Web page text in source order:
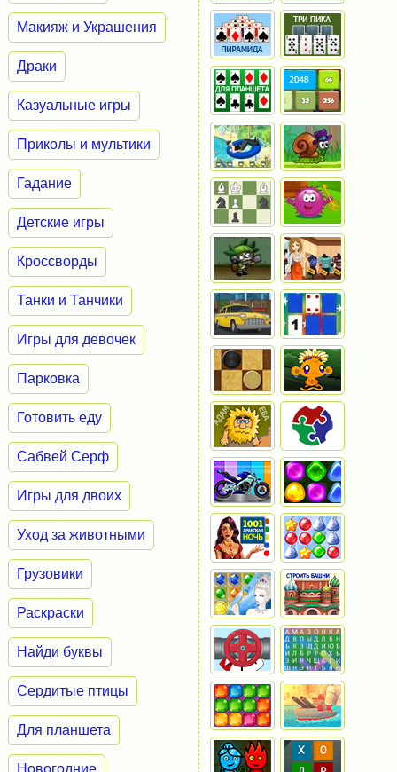
Макияж и Украшения
Драки
Казуальные игры
Приколы и мультики
Гадание
Детские игры
Кроссворды
Танки и Танчики
Игры для девочек
Парковка
Готовить еду
Сабвей Серф
Игры для двоих
Уход за животными
Грузовики
Раскраски
Найди буквы
Сердитые птицы
Для планшета
Новогодние